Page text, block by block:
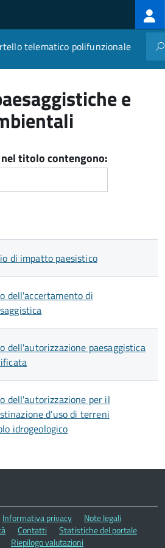
principale
telematico polifunzionale
e
titolo contengono:
di impatto paesistico
dell'accertamento di
dell'autorizzazione paesaggistica
dell'autorizzazione per il
d’uso di terreni
idrogeologico
Informativa privacy
Note legali
Contatti
Statistiche del portale
Riepilogo valutazioni